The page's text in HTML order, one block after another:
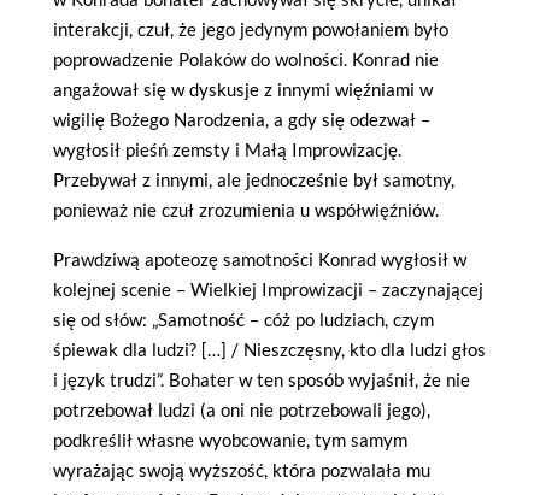
interakcji, czuł, że jego jedynym powołaniem było
poprowadzenie Polaków do wolności. Konrad nie
angażował się w dyskusje z innymi więźniami w
wigilię Bożego Narodzenia, a gdy się odezwał –
wygłosił pieśń zemsty i Małą Improwizację.
Przebywał z innymi, ale jednocześnie był samotny,
ponieważ nie czuł zrozumienia u współwięźniów.
Prawdziwą apoteozę samotności Konrad wygłosił w
kolejnej scenie – Wielkiej Improwizacji – zaczynającej
się od słów: „Samotność – cóż po ludziach, czym
śpiewak dla ludzi? […] / Nieszczęsny, kto dla ludzi głos
i język trudzi”. Bohater w ten sposób wyjaśnił, że nie
potrzebował ludzi (a oni nie potrzebowali jego),
podkreślił własne wyobcowanie, tym samym
wyrażając swoją wyższość, która pozwalała mu